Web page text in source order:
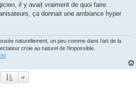
il y avait vraiment de quoi faire.
ça donnait une ambiance hyper
naturellement, un peu comme dans l’art de la
croie au naturel de l’impossible.